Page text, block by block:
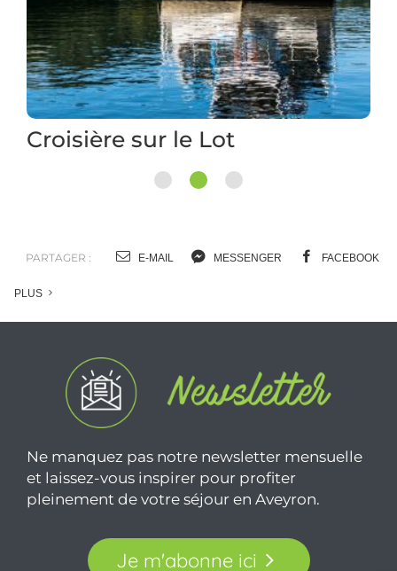
Au fil de l'eau sur un canoë
Ne manquez pas notre newsletter mensuelle
et laissez-vous inspirer pour profiter